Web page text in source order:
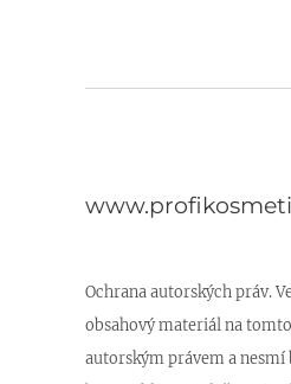
Ochrana autorských práv.
obsahový materiál na
autorským právem a